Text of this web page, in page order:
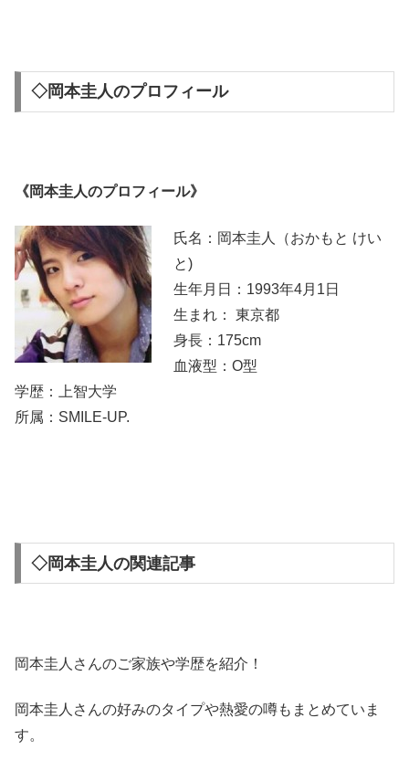
◇岡本圭人のプロフィール
《岡本圭人のプロフィール》
氏名：岡本圭人（おかもと けい
と)
生年月日：1993年4月1日
生まれ： 東京都
身長：175cm
血液型：O型
学歴：上智大学
所属：SMILE-UP.
◇岡本圭人の関連記事
岡本圭人さんのご家族や学歴を紹介！
岡本圭人さんの好みのタイプや熱愛の噂もまとめていま
す。